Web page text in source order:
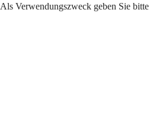
Als Verwendungszweck geben Sie